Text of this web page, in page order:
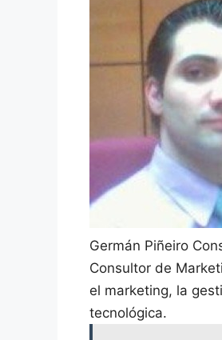
Germán Piñeiro
Consultor de
el marketing, la
tecnológica.